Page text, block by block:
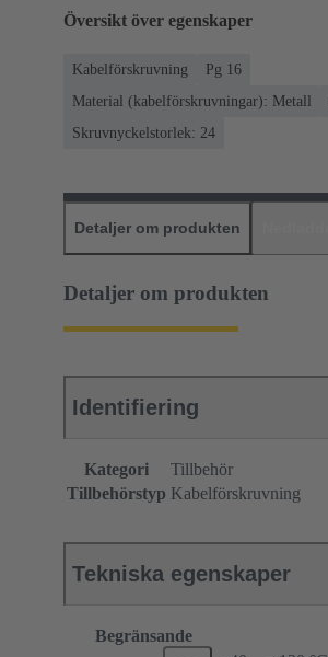
Översikt över egenskaper
Kabelförskruvning
Pg 16
Material (kabelförskruvningar): Metall
Skruvnyckelstorlek: 24
Detaljer om produkten
Detaljer om produkten
Identifiering
Kategori
Tillbehör
Tillbehörstyp Kabelförskruvning
Tekniska egenskaper
Begränsande